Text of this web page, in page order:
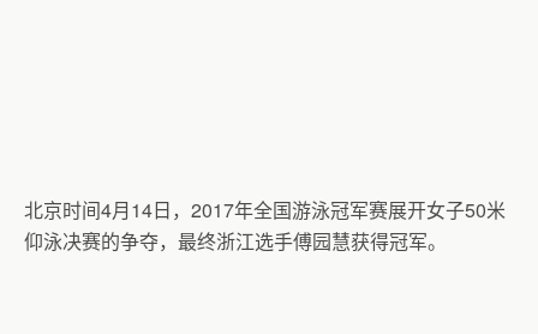
北京时间4月14日，2017年全国游泳冠军赛展开女子50米
仰泳决赛的争夺，最终浙江选手傅园慧获得冠军。